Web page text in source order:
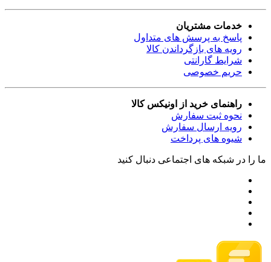
خدمات مشتریان
پاسخ به پرسش های متداول
رویه های بازگرداندن کالا
شرایط گارانتی
حریم خصوصی
راهنمای خرید از اونیکس کالا
نحوه ثبت سفارش
رویه ارسال سفارش
شیوه های پرداخت
ما را در شبکه های اجتماعی دنبال کنید